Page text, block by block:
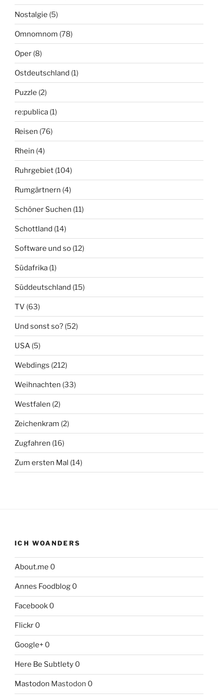
Nostalgie (5)
Omnomnom (78)
Oper (8)
Ostdeutschland (1)
Puzzle (2)
re:publica (1)
Reisen (76)
Rhein (4)
Ruhrgebiet (104)
Rumgärtnern (4)
Schöner Suchen (11)
Schottland (14)
Software und so (12)
Südafrika (1)
Süddeutschland (15)
TV (63)
Und sonst so? (52)
USA (5)
Webdings (212)
Weihnachten (33)
Westfalen (2)
Zeichenkram (2)
Zugfahren (16)
Zum ersten Mal (14)
ICH WOANDERS
About.me 0
Annes Foodblog 0
Facebook 0
Flickr 0
Google+ 0
Here Be Subtlety 0
Mastodon Mastodon 0